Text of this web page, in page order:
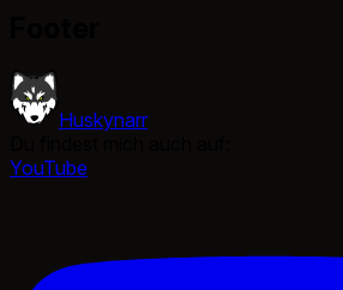
Huskynarr
YouTube